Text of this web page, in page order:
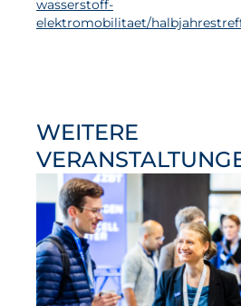
wasserstoff-
elektromobilitaet/
WEITERE